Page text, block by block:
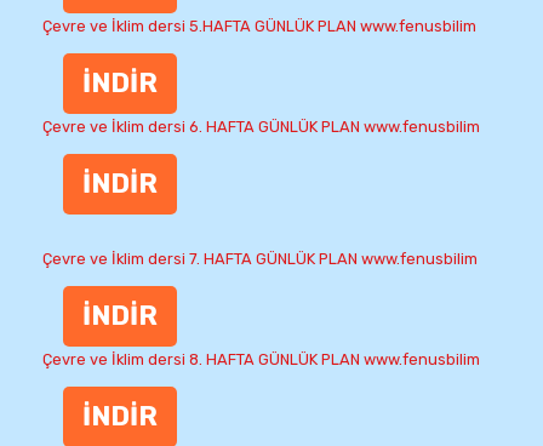
Çevre ve İklim dersi 5.HAFTA GÜNLÜK PLAN www.fenusbilim
İNDİR
Çevre ve İklim dersi 6. HAFTA GÜNLÜK PLAN www.fenusbilim
İNDİR
Çevre ve İklim dersi 7. HAFTA GÜNLÜK PLAN www.fenusbilim
İNDİR
Çevre ve İklim dersi 8. HAFTA GÜNLÜK PLAN www.fenusbilim
İNDİR